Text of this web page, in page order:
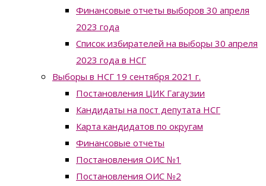
Финансовые отчеты выборов 30 апреля
2023 года
Список избирателей на выборы 30 апреля
2023 года в НСГ
Выборы в НСГ 19 сентября 2021 г.
Постановления ЦИК Гагаузии
Кандидаты на пост депутата НСГ
Карта кандидатов по округам
Финансовые отчеты
Постановления ОИС №1
Постановления ОИС №2